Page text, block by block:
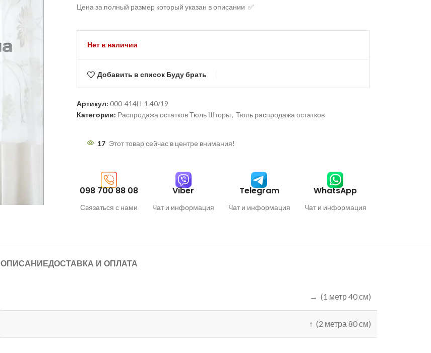
Цена за полный размер который указан в описании ✅
Нет в наличии
Добавить в список Буду брать
Артикул: 000-414H-1.40/19
Категории: Распродажа остатков Тюль Шторы, Тюль распродажа остатков
17 Этот товар сейчас в центре внимания!
098 700 88 08
Связаться с нами
Viber
Чат и информация
Telegram
Чат и информация
WhatsApp
Чат и информация
ОПИСАНИЕДОСТАВКА И ОПЛАТА
→ (1 метр 40 см)
↑ (2 метра 80 см)